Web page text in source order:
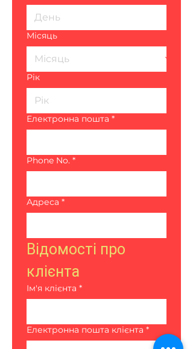
Місяць
Рік
Електронна пошта *
Phone No. *
Адреса *
Відомості про
клієнта
Ім'я клієнта *
Електронна пошта клієнта *